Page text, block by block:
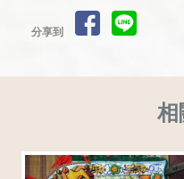
分享到